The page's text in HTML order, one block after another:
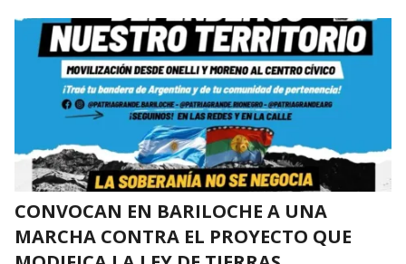
CONVOCAN EN BARILOCHE A UNA
MARCHA CONTRA EL PROYECTO QUE